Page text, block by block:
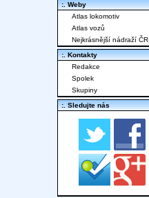
:. Weby
Atlas lokomotiv
Atlas vozů
Nejkrásnější nádraží ČR
:. Kontakty
Redakce
Spolek
Skupiny
:. Sledujte nás